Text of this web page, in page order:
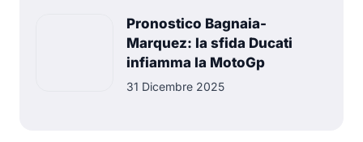
Pronostico Bagnaia-
Marquez: la sfida Ducati
infiamma la MotoGp
31 Dicembre 2025